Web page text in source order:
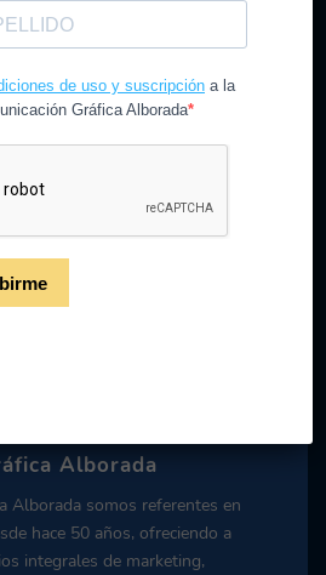
formato en
publicitarias
CG Alborada
Alborada
Alborada somos referentes en
hace 50 años, ofreciendo a
integrales de marketing,